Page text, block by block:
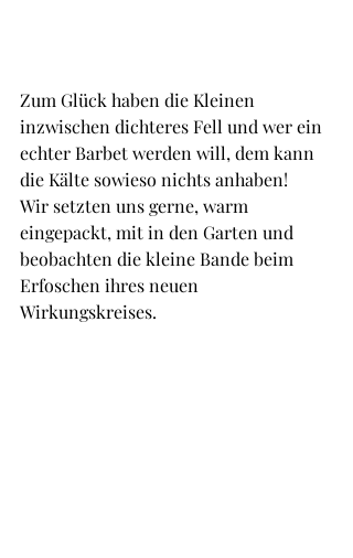
Zum Glück haben die Kleinen
inzwischen dichteres Fell und wer ein
echter Barbet werden will, dem kann
die Kälte sowieso nichts anhaben!
Wir setzten uns gerne, warm
eingepackt, mit in den Garten und
beobachten die kleine Bande beim
Erfoschen ihres neuen
Wirkungskreises.